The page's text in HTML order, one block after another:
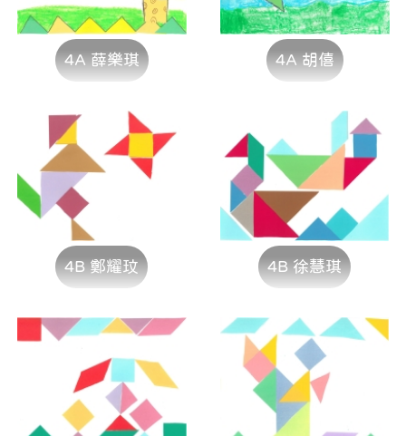
4A 薛樂琪 4A 胡僖
4B 鄭耀玟 4B 徐慧琪